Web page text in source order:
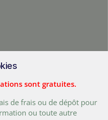
sont gratuites.
de frais ou de dépôt pour
ou toute autre